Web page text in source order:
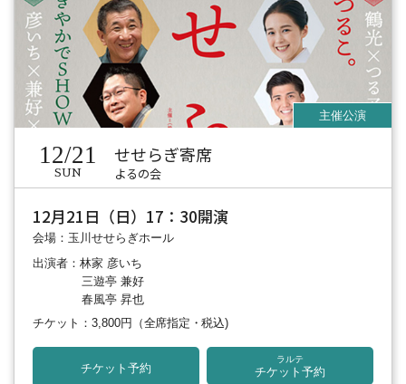
12/21
SUN
せせらぎ寄席
よるの会
12月21日（日）17：30開演
会場：玉川せせらぎホール
出演者：林家 彦いち
三遊亭 兼好
春風亭 昇也
チケット：3,800円 （全席指定・税込)
チケット予約
ラルテ
チケット予約